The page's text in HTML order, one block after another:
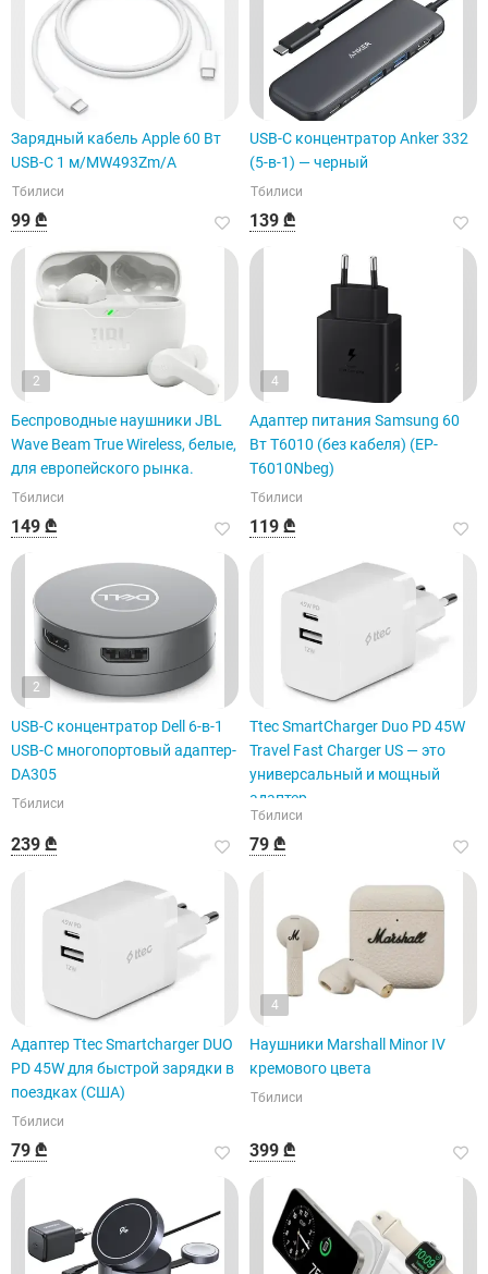
Зарядный кабель Apple 60 Вт
USB-C 1 м/MW493Zm/A
Тбилиси
99 ₾
USB-C концентратор Anker 332
(5-в-1) — черный
Тбилиси
139 ₾
2
Беспроводные наушники JBL
Wave Beam True Wireless, белые,
для европейского рынка.
Тбилиси
149 ₾
4
Адаптер питания Samsung 60
Вт T6010 (без кабеля) (EP-
T6010Nbeg)
Тбилиси
119 ₾
2
USB-C концентратор Dell 6-в-1
USB-C многопортовый адаптер-
DA305
Тбилиси
239 ₾
Ttec SmartCharger Duo PD 45W
Travel Fast Charger US — это
универсальный и мощный
адаптер.
Тбилиси
79 ₾
Адаптер Ttec Smartcharger DUO
PD 45W для быстрой зарядки в
поездках (США)
Тбилиси
79 ₾
4
Наушники Marshall Minor IV
кремового цвета
Тбилиси
399 ₾